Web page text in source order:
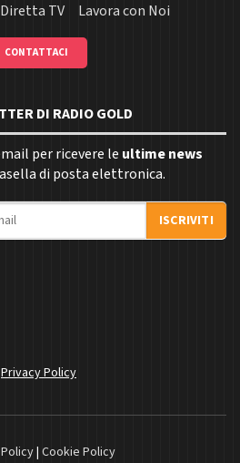
Diretta TV Lavora con Noi
CONTATTACI
DI RADIO GOLD
per ricevere le ultime news
di posta elettronica.
ISCRIVITI
Privacy Policy
| Cookie Policy